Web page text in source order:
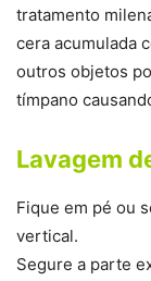
tratamento
cera acumulada
outros objetos
tímpano
Lavagem
Fique em pé ou
vertical.
Segure a parte